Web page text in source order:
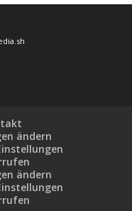
ändern
ändern